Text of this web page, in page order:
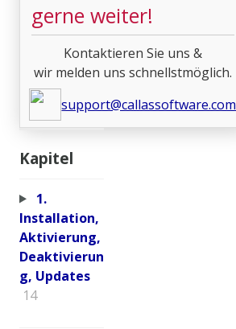
gerne weiter!
Kontaktieren Sie uns &
wir melden uns schnellstmöglich.
support@callassoftware.com
Kapitel
1.
Installation,
Aktivierung,
Deaktivierun
g, Updates
14